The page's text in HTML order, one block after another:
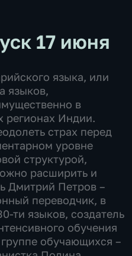
17 июня
языка, или
языков,
в
регионах Индии.
страх перед
уровне
структурой,
расширить и
Дмитрий Петров –
переводчик, в
ти языков, создатель
обучения
обучающихся –